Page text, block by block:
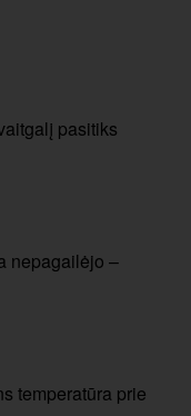
pasitiks
nepagailėjo –
temperatūra prie